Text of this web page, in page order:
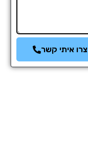
צרו איתי קשר